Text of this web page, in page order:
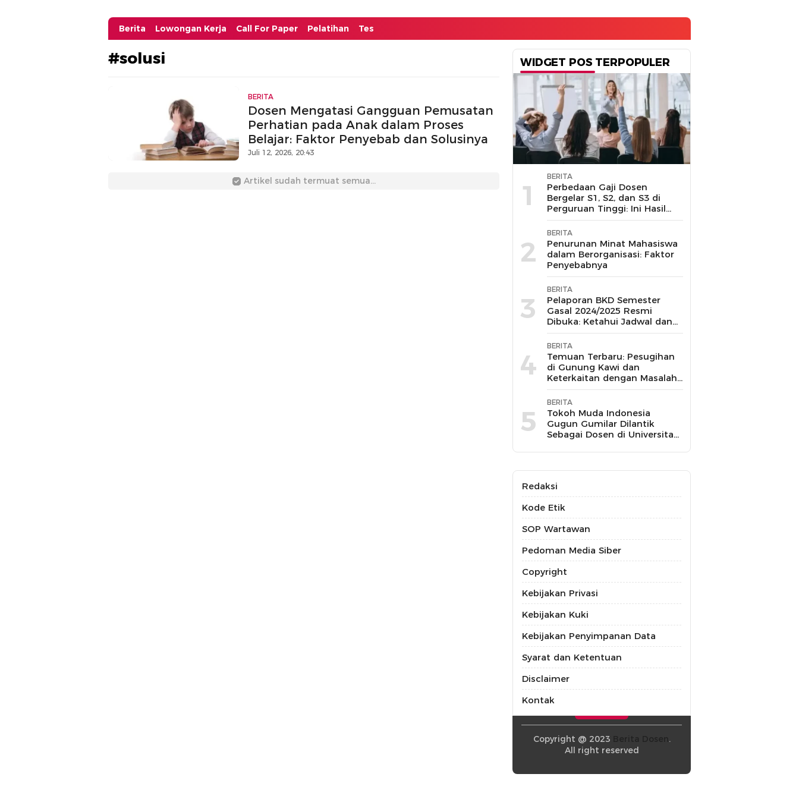
Berita Lowongan Kerja Call For Paper Pelatihan Tes
#solusi
BERITA
Dosen Mengatasi Gangguan Pemusatan
Perhatian pada Anak dalam Proses
Belajar: Faktor Penyebab dan Solusinya
Juli 12, 2026, 20:43
Artikel sudah termuat semua...
WIDGET POS TERPOPULER
1
BERITA
Perbedaan Gaji Dosen
Bergelar S1, S2, dan S3 di
Perguruan Tinggi: Ini Hasil
Penelusuran
2
BERITA
Penurunan Minat Mahasiswa
dalam Berorganisasi: Faktor
Penyebabnya
3
BERITA
Pelaporan BKD Semester
Gasal 2024/2025 Resmi
Dibuka: Ketahui Jadwal dan
Prosesnya
4
BERITA
Temuan Terbaru: Pesugihan
di Gunung Kawi dan
Keterkaitan dengan Masalah
Kesehatan Mental
5
BERITA
Tokoh Muda Indonesia
Gugun Gumilar Dilantik
Sebagai Dosen di Universitas
Berbagai Mata Kuliah
Redaksi
Kode Etik
SOP Wartawan
Pedoman Media Siber
Copyright
Kebijakan Privasi
Kebijakan Kuki
Kebijakan Penyimpanan Data
Syarat dan Ketentuan
Disclaimer
Kontak
Copyright @ 2023
.
All right reserved